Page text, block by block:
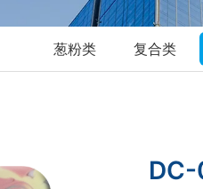
葱粉类 复合类